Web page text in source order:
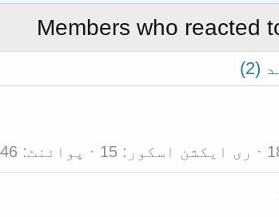
Members who reacted
(2)
ری ایکشن اسکور 15 پوائنٹ 46